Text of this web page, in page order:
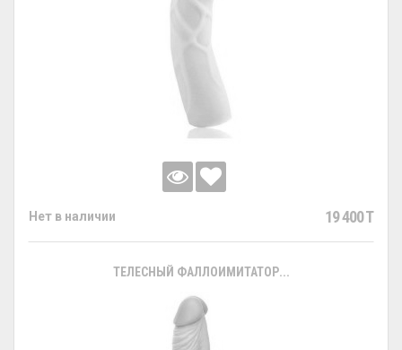
Нет в наличии 19 400 T
ТЕЛЕСНЫЙ ФАЛЛОИМИТАТОР...